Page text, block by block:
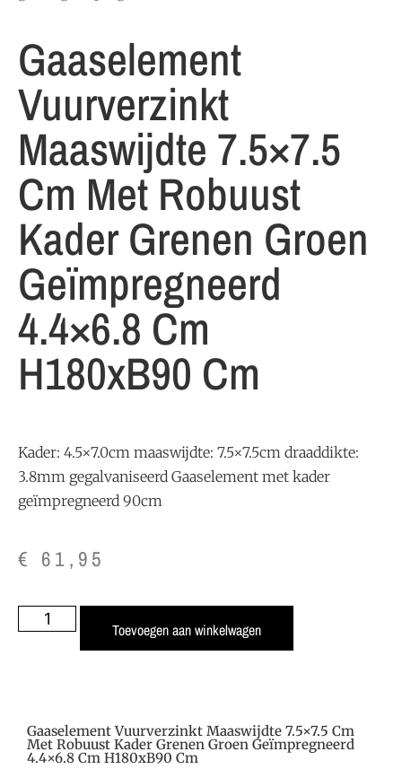
Gaaselement
Vuurverzinkt
Maaswijdte 7.5×7.5
Cm Met Robuust
Kader Grenen Groen
Geïmpregneerd
4.4×6.8 Cm
H180xB90 Cm
Kader: 4.5×7.0cm maaswijdte: 7.5×7.5cm draaddikte:
3.8mm gegalvaniseerd Gaaselement met kader
geïmpregneerd 90cm
€ 61,95
Toevoegen aan winkelwagen
Gaaselement Vuurverzinkt Maaswijdte 7.5×7.5 Cm
Met Robuust Kader Grenen Groen Geïmpregneerd
4.4×6.8 Cm H180xB90 Cm